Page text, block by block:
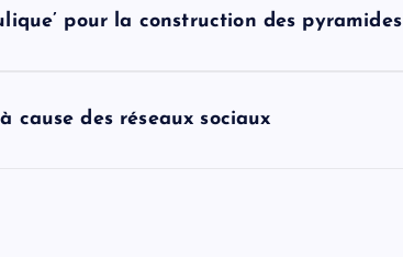
pour la construction des pyramides
cause des réseaux sociaux